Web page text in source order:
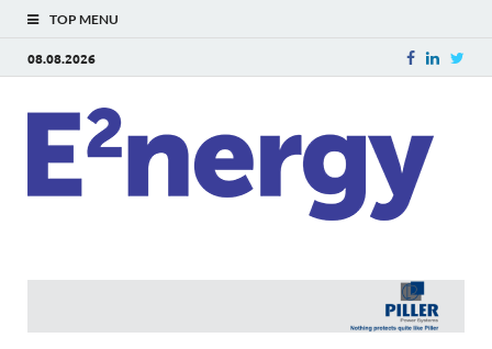
TOP MENU
08.08.2026